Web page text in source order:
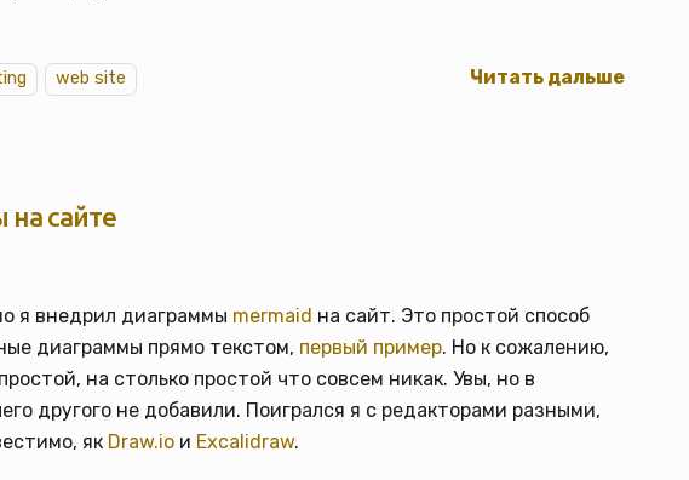
web site Читать дальше
сайте
я внедрил диаграммы mermaid на сайт. Это простой способ
диаграммы прямо текстом, первый пример. Но к сожалению,
на столько простой что совсем никак. Увы, но в
другого не добавили. Поигрался я с редакторами разными,
як Draw.io и Excalidraw.